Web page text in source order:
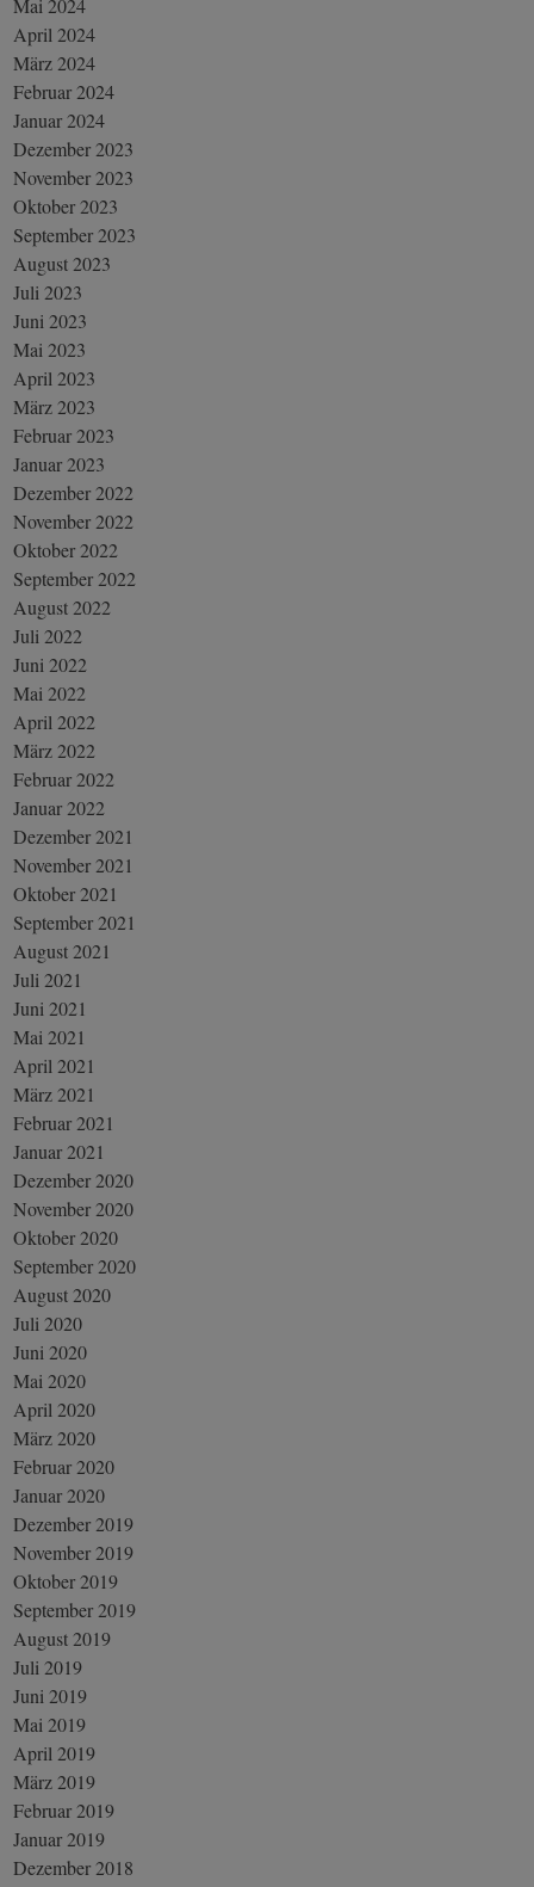
Mai 2024
April 2024
März 2024
Februar 2024
Januar 2024
Dezember 2023
November 2023
Oktober 2023
September 2023
August 2023
Juli 2023
Juni 2023
Mai 2023
April 2023
März 2023
Februar 2023
Januar 2023
Dezember 2022
November 2022
Oktober 2022
September 2022
August 2022
Juli 2022
Juni 2022
Mai 2022
April 2022
März 2022
Februar 2022
Januar 2022
Dezember 2021
November 2021
Oktober 2021
September 2021
August 2021
Juli 2021
Juni 2021
Mai 2021
April 2021
März 2021
Februar 2021
Januar 2021
Dezember 2020
November 2020
Oktober 2020
September 2020
August 2020
Juli 2020
Juni 2020
Mai 2020
April 2020
März 2020
Februar 2020
Januar 2020
Dezember 2019
November 2019
Oktober 2019
September 2019
August 2019
Juli 2019
Juni 2019
Mai 2019
April 2019
März 2019
Februar 2019
Januar 2019
Dezember 2018